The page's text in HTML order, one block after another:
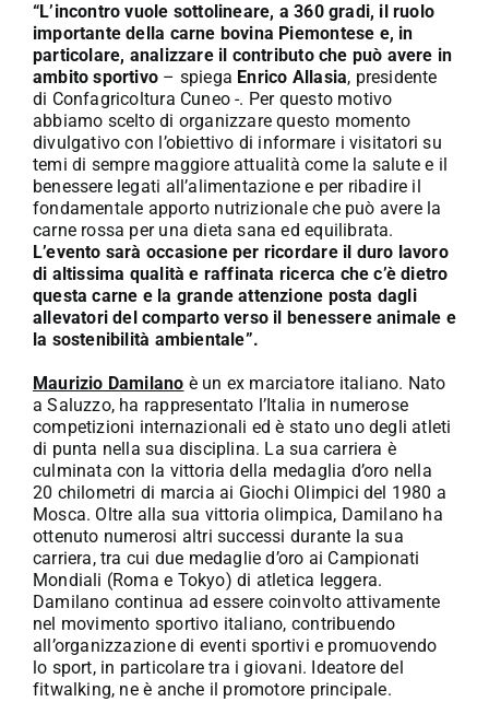
“L’incontro vuole sottolineare, a 360 gradi, il ruolo
importante della carne bovina Piemontese e, in
particolare, analizzare il contributo che può avere in
ambito sportivo – spiega Enrico Allasia, presidente
di Confagricoltura Cuneo -. Per questo motivo
abbiamo scelto di organizzare questo momento
divulgativo con l’obiettivo di informare i visitatori su
temi di sempre maggiore attualità come la salute e il
benessere legati all’alimentazione e per ribadire il
fondamentale apporto nutrizionale che può avere la
carne rossa per una dieta sana ed equilibrata.
L’evento sarà occasione per ricordare il duro lavoro
di altissima qualità e raffinata ricerca che c’è dietro
questa carne e la grande attenzione posta dagli
allevatori del comparto verso il benessere animale e
la sostenibilità ambientale”.
Maurizio Damilano è un ex marciatore italiano. Nato
a Saluzzo, ha rappresentato l’Italia in numerose
competizioni internazionali ed è stato uno degli atleti
di punta nella sua disciplina. La sua carriera è
culminata con la vittoria della medaglia d’oro nella
20 chilometri di marcia ai Giochi Olimpici del 1980 a
Mosca. Oltre alla sua vittoria olimpica, Damilano ha
ottenuto numerosi altri successi durante la sua
carriera, tra cui due medaglie d’oro ai Campionati
Mondiali (Roma e Tokyo) di atletica leggera.
Damilano continua ad essere coinvolto attivamente
nel movimento sportivo italiano, contribuendo
all’organizzazione di eventi sportivi e promuovendo
lo sport, in particolare tra i giovani. Ideatore del
fitwalking, ne è anche il promotore principale.